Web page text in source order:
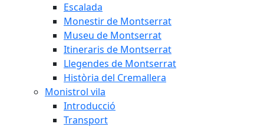
Escalada
Monestir de Montserrat
Museu de Montserrat
Itineraris de Montserrat
Llegendes de Montserrat
Història del Cremallera
Monistrol vila
Introducció
Transport